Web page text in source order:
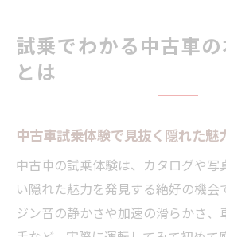
初めてでも安心な中古車試乗
中古車試乗体験で押さえる
は
中古車の試乗予約から当
試乗で中古車を安全に確
試乗でわかる中古車
とは
中古車試乗体験で見抜く隠れた魅
中古車の試乗体験は、カタログや写
い隠れた魅力を発見する絶好の機会
ジン音の静かさや加速の滑らかさ、